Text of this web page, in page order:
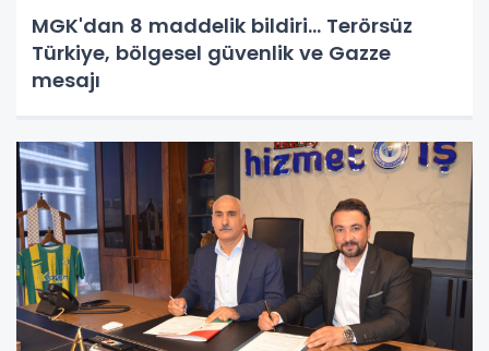
MGK'dan 8 maddelik bildiri... Terörsüz
Türkiye, bölgesel güvenlik ve Gazze
mesajı